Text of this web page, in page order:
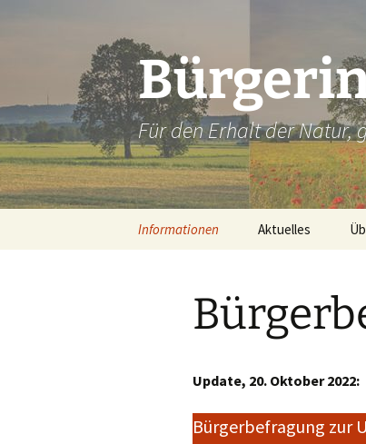
Für den Erhalt der Natur,
Informationen
Blockade der Ost-
Entlastung? VCD-
Aktuelles
Update, 20. Oktober 2022:
Bürgerbefragung zur